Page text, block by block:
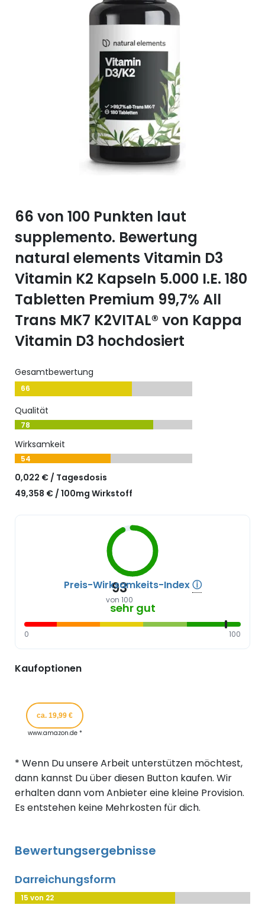
Selen (Se)
Zink (Zn)
Vitamin B12
Vitamin D
Vitamin E
Vitamin K
Vitamin Q (Q10)
66 von 100 Punkten laut
supplemento. Bewertung
natural elements Vitamin D3
Vitamin K2 Kapseln 5.000 I.E. 180
Tabletten Premium 99,7% All
Trans MK7 K2VITAL® von Kappa
Vitamin D3 hochdosiert
Gesamtbewertung
66
Qualität
78
Wirksamkeit
54
0,022 € / Tagesdosis
49,358 € / 100mg Wirkstoff
93
von 100
Preis-Wirksamkeits-Indexⓘ
sehr gut
0 100
Kaufoptionen
ca. 19,99 €
www.amazon.de *
* Wenn Du unsere Arbeit unterstützen möchtest,
dann kannst Du über diesen Button kaufen. Wir
erhalten dann vom Anbieter eine kleine Provision.
Es entstehen keine Mehrkosten für dich.
Bewertungsergebnisse
Darreichungsform
15 von 22